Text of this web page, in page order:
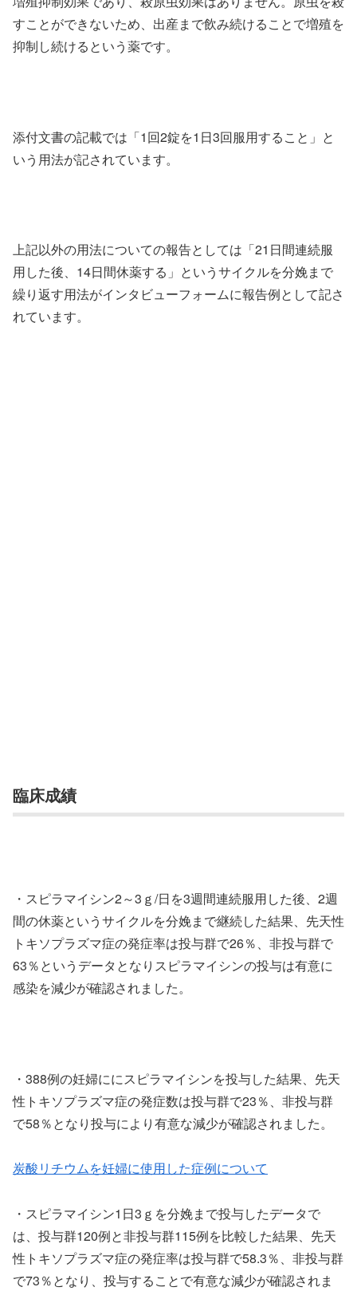
すことができないため、出産まで飲み続けることで増殖を
抑制し続けるという薬です。
添付文書の記載では「1回2錠を1日3回服用すること」と
いう用法が記されています。
上記以外の用法についての報告としては「21日間連続服
用した後、14日間休薬する」というサイクルを分娩まで
繰り返す用法がインタビューフォームに報告例として記さ
れています。
臨床成績
・スピラマイシン2～3ｇ/日を3週間連続服用した後、2週
間の休薬というサイクルを分娩まで継続した結果、先天性
トキソプラズマ症の発症率は投与群で26％、非投与群で
63％というデータとなりスピラマイシンの投与は有意に
感染を減少が確認されました。
・388例の妊婦ににスピラマイシンを投与した結果、先天
性トキソプラズマ症の発症数は投与群で23％、非投与群
で58％となり投与により有意な減少が確認されました。
炭酸リチウムを妊婦に使用した症例について
・スピラマイシン1日3ｇを分娩まで投与したデータで
は、投与群120例と非投与群115例を比較した結果、先天
性トキソプラズマ症の発症率は投与群で58.3％、非投与群
で73％となり、投与することで有意な減少が確認されま